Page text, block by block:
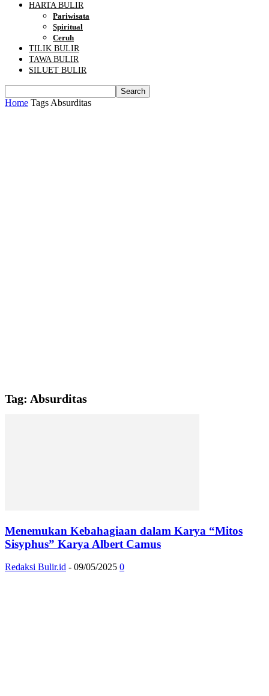
HARTA BULIR
Pariwisata
Spiritual
Ceruh
TILIK BULIR
TAWA BULIR
SILUET BULIR
Home Tags Absurditas
Tag: Absurditas
Menemukan Kebahagiaan dalam Karya “Mitos
Sisyphus” Karya Albert Camus
Redaksi Bulir.id - 09/05/2025 0